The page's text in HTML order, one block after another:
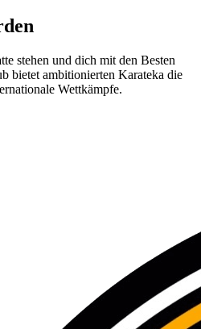
stehen und dich mit den Besten
bietet ambitionierten Karateka die
Wettkämpfe.